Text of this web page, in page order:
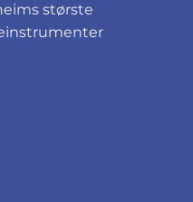
største